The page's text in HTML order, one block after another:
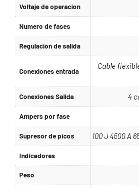
Voltaje de operacion
Numero de fases
Regulacion de salida
Conexiones entrada
Cable
Conexiones Salida 4
Ampers por fase
Supresor de picos 100 J 4500 A
Indicadores
Peso